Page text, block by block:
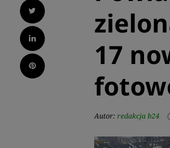
Twitter
LinkedIn
Pinterest
17
Autor: redakcja b24